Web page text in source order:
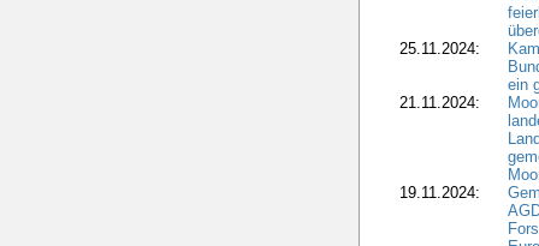
25.11.2024:
ein
21.11.2024:
19.11.2024: